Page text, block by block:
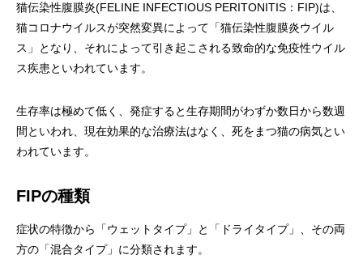
猫伝染性腹膜炎(FELINE INFECTIOUS PERITONITIS：FIP)は、
猫コロナウイルスが突然変異によって「猫伝染性腹膜炎ウイル
ス」となり、それによって引き起こされる致命的な免疫性ウイル
ス疾患といわれています。
生存率は極めて低く、発症すると生存期間がわずか数日から数週
間といわれ、現在効果的な治療法はなく、死をまつ猫の病気とい
われています。
FIPの種類
症状の特徴から「ウェットタイプ」と「ドライタイプ」、その両
方の「混合タイプ」に分類されます。